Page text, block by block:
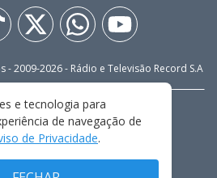
- 2009-2026- Rádio e Televisão Record S.A
CONOSCO
PRIVACIDADE
E CONDIÇÕES DE USO
e tecnologia para
de navegação de
de Privacidade.